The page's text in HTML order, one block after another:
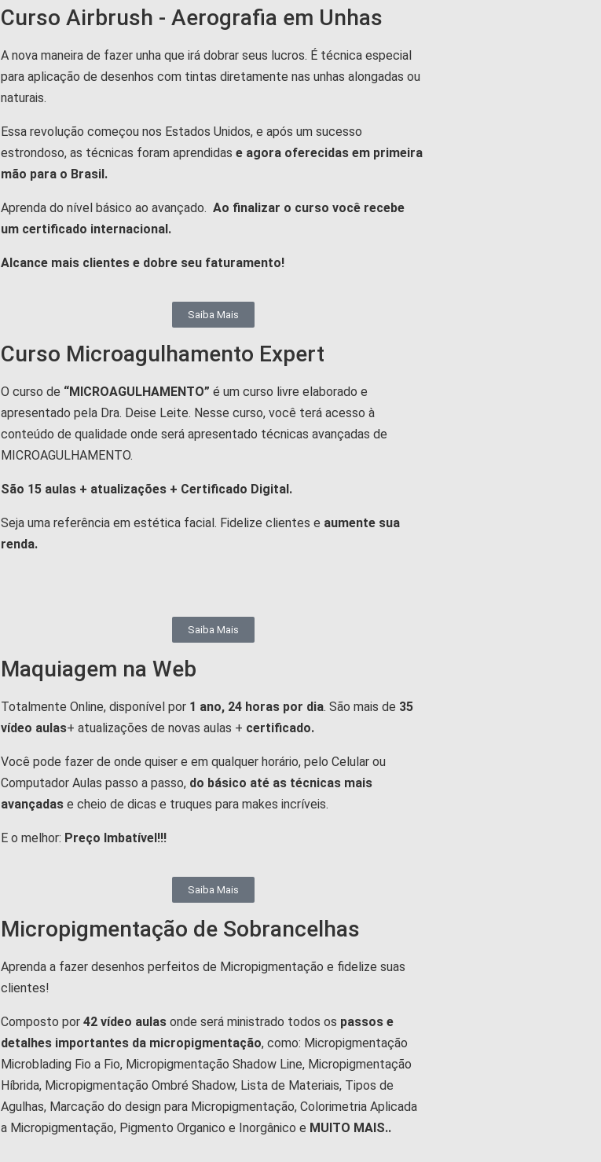
Curso Airbrush - Aerografia em Unhas
A nova maneira de fazer unha que irá dobrar seus lucros. É técnica especial
para aplicação de desenhos com tintas diretamente nas unhas alongadas ou
naturais.
Essa revolução começou nos Estados Unidos, e após um sucesso
estrondoso, as técnicas foram aprendidas e agora oferecidas em primeira
mão para o Brasil.
Aprenda do nível básico ao avançado. Ao finalizar o curso você recebe
um certificado internacional.
Alcance mais clientes e dobre seu faturamento!
Saiba Mais
Curso Microagulhamento Expert
O curso de “MICROAGULHAMENTO” é um curso livre elaborado e
apresentado pela Dra. Deise Leite. Nesse curso, você terá acesso à
conteúdo de qualidade onde será apresentado técnicas avançadas de
MICROAGULHAMENTO.
São 15 aulas + atualizações + Certificado Digital.
Seja uma referência em estética facial. Fidelize clientes e aumente sua
renda.
Saiba Mais
Maquiagem na Web
Totalmente Online, disponível por 1 ano, 24 horas por dia. São mais de 35
vídeo aulas+ atualizações de novas aulas + certificado.
Você pode fazer de onde quiser e em qualquer horário, pelo Celular ou
Computador Aulas passo a passo, do básico até as técnicas mais
avançadas e cheio de dicas e truques para makes incríveis.
E o melhor: Preço Imbatível!!!
Saiba Mais
Micropigmentação de Sobrancelhas
Aprenda a fazer desenhos perfeitos de Micropigmentação e fidelize suas
clientes!
Composto por 42 vídeo aulas onde será ministrado todos os passos e
detalhes importantes da micropigmentação, como: Micropigmentação
Microblading Fio a Fio, Micropigmentação Shadow Line, Micropigmentação
Híbrida, Micropigmentação Ombré Shadow, Lista de Materiais, Tipos de
Agulhas, Marcação do design para Micropigmentação, Colorimetria Aplicada
a Micropigmentação, Pigmento Organico e Inorgânico e MUITO MAIS..